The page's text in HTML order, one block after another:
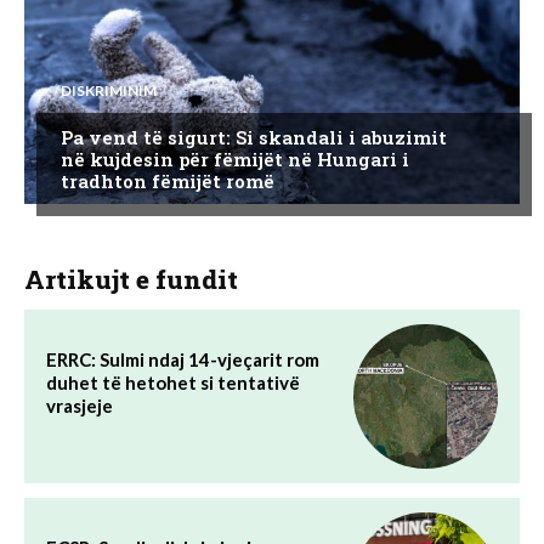
DISKRIMINIM
Pa vend të sigurt: Si skandali i abuzimit
në kujdesin për fëmijët në Hungari i
tradhton fëmijët romë
Artikujt e fundit
ERRC: Sulmi ndaj 14-vjeçarit rom
duhet të hetohet si tentativë
vrasjeje